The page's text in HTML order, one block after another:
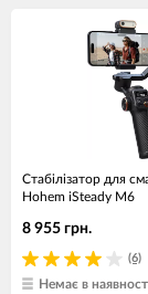
Стабілізатор для
Hohem iSteady M6
(6)
8 955 грн.
Немає в